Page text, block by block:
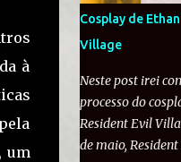
à
um
diversos
alterna entre
sendo duas
será muito
game vai o levar
trazer um 'alívio'
aterrorizante
Cosplay de
Village
Neste post irei
processo do
Resident Evil
de maio,